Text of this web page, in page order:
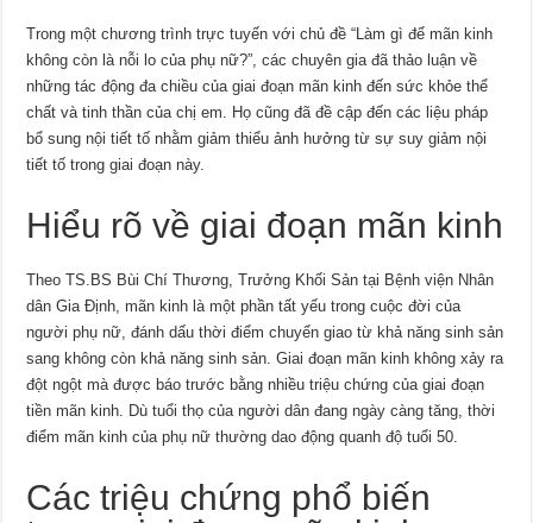
Trong một chương trình trực tuyến với chủ đề “Làm gì để mãn kinh
không còn là nỗi lo của phụ nữ?”, các chuyên gia đã thảo luận về
những tác động đa chiều của giai đoạn mãn kinh đến sức khỏe thể
chất và tinh thần của chị em. Họ cũng đã đề cập đến các liệu pháp
bổ sung nội tiết tố nhằm giảm thiểu ảnh hưởng từ sự suy giảm nội
tiết tố trong giai đoạn này.
Hiểu rõ về giai đoạn mãn kinh
Theo TS.BS Bùi Chí Thương, Trưởng Khối Sản tại Bệnh viện Nhân
dân Gia Định, mãn kinh là một phần tất yếu trong cuộc đời của
người phụ nữ, đánh dấu thời điểm chuyển giao từ khả năng sinh sản
sang không còn khả năng sinh sản. Giai đoạn mãn kinh không xảy ra
đột ngột mà được báo trước bằng nhiều triệu chứng của giai đoạn
tiền mãn kinh. Dù tuổi thọ của người dân đang ngày càng tăng, thời
điểm mãn kinh của phụ nữ thường dao động quanh độ tuổi 50.
Các triệu chứng phổ biến